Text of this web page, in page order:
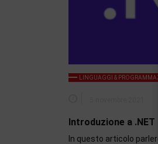
LINGUAGGI &
Introduzione a .NET
In questo articolo